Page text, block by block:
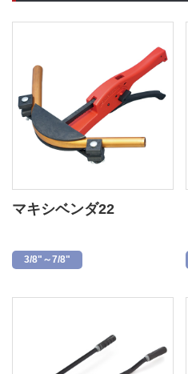
マキシベンダ22
3/8"～7/8"